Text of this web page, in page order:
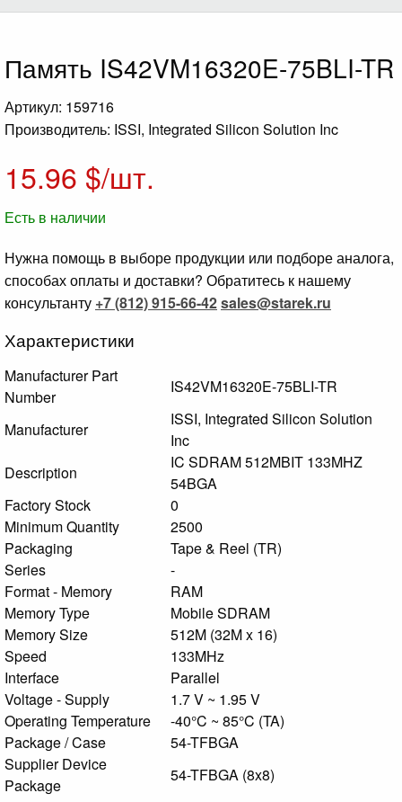
Память IS42VM16320E-75BLI-TR
Артикул: 159716
Производитель: ISSI, Integrated Silicon Solution Inc
15.96 $/шт.
Есть в наличии
Нужна помощь в выборе продукции или подборе аналога,
способах оплаты и доставки? Обратитесь к нашему
консультанту +7 (812) 915-66-42sales@starek.ru
Характеристики
Manufacturer Part
Number
IS42VM16320E-75BLI-TR
Manufacturer
ISSI, Integrated Silicon Solution
Inc
Description
IC SDRAM 512MBIT 133MHZ
54BGA
Factory Stock
0
Minimum Quantity
2500
Packaging
Tape & Reel (TR)
Series
-
Format - Memory
RAM
Memory Type
Mobile SDRAM
Memory Size
512M (32M x 16)
Speed
133MHz
Interface
Parallel
Voltage - Supply
1.7 V ~ 1.95 V
Operating Temperature
-40°C ~ 85°C (TA)
Package / Case
54-TFBGA
Supplier Device
Package
54-TFBGA (8x8)